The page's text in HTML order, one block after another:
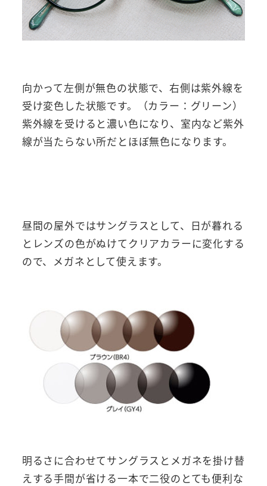
向かって左側が無色の状態で、右側は紫外線を
受け変色した状態です。（カラー：グリーン）
紫外線を受けると濃い色になり、室内など紫外
線が当たらない所だとほぼ無色になります。
昼間の屋外ではサングラスとして、日が暮れる
とレンズの色がぬけてクリアカラーに変化する
ので、メガネとして使えます。
明るさに合わせてサングラスとメガネを掛け替
えする手間が省ける一本で二役のとても便利な